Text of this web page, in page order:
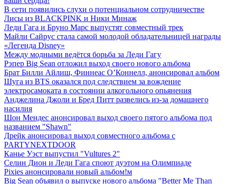
В сети появились слухи о потенциальном сотрудничестве
Лисы из BLACKPINK и Ники Минаж
Леди Гага и Бруно Марс выпустят совместный трек
Майли Сайрус стала самой молодой обладательницей награды
«Легенда Disney»
Между модными ведётся борьба за Леди Гагу
Рэпер Big Sean отложил выход своего нового альбома
Брат Билли Айлиш, Финнеас О’Коннелл, анонсировал альбом
Шуга из BTS оказался под следствием за вождение
электросамоката в состоянии алкогольного опьянения
Анджелина Джоли и Бред Питт развелись из-за домашнего
насилия
Шон Мендес анонсировал выход своего пятого альбома под
названием "Shawn"
Дрейк анонсировал выход совместного альбома с
PARTYNEXTDOOR
Канье Уэст выпустил "Vultures 2"
Селин Дион и Леди Гага споют дуэтом на Олимпиаде
Pixies анонсировали новый альбом!м
Big Sean объявил о выпуске нового альбома "Better Me Than